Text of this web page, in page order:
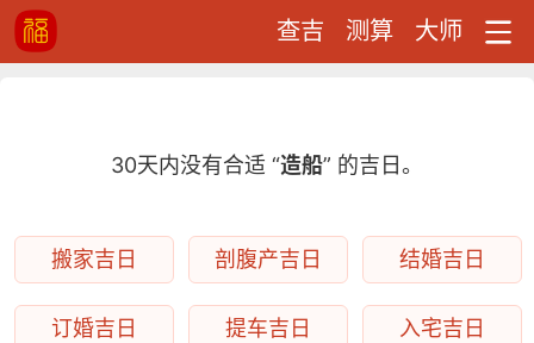
查吉 测算 大师
30天内没有合适 “造船” 的吉日。
搬家吉日 剖腹产吉日 结婚吉日
订婚吉日 提车吉日 入宅吉日